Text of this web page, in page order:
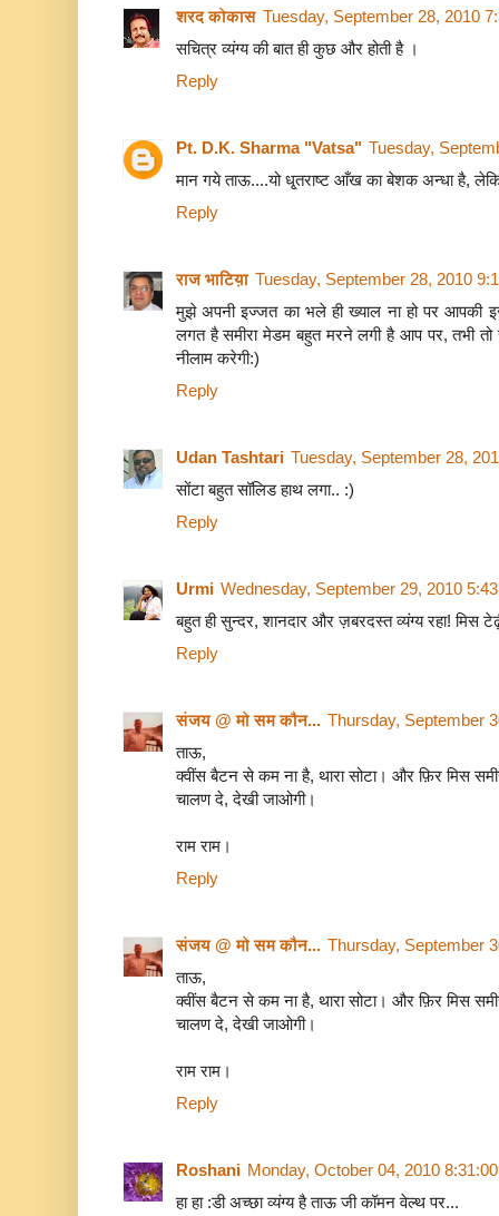
शरद कोकास Tuesday, September 28, 2010
सचित्र व्यंग्य की बात ही कुछ और होती है ।
Reply
Pt. D.K. Sharma "Vatsa" Tuesday,
मान गये ताऊ....यो धृ्तराष्ट आँख का बेशक अन्धा है,
Reply
राज भाटिय़ा Tuesday, September 28, 2010
मुझे अपनी इज्जत का भले ही ख्याल ना हो पर आपकी
लगत है समीरा मेडम बहुत मरने लगी है आप पर, तभी
नीलाम करेगी:)
Reply
Udan Tashtari Tuesday, September 28,
सोंटा बहुत सॉलिड हाथ लगा.. :)
Reply
Urmi Wednesday, September 29, 2010
बहुत ही सुन्दर, शानदार और ज़बरदस्त व्यंग्य रहा! मिस
Reply
संजय @ मो सम कौन... Thursday, September
ताऊ,
क्वींस बैटन से कम ना है, थारा सोटा। और फ़िर मिस
चालण दे, देखी जाओगी।
राम राम।
Reply
संजय @ मो सम कौन... Thursday, September
ताऊ,
क्वींस बैटन से कम ना है, थारा सोटा। और फ़िर मिस
चालण दे, देखी जाओगी।
राम राम।
Reply
Roshani Monday, October 04, 2010
हा हा :डी अच्छा व्यंग्य है ताऊ जी कॉमन वेल्थ पर...